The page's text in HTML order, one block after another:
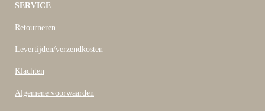
SERVICE
Retourneren
Levertijden/verzendkosten
Klachten
Algemene voorwaarden